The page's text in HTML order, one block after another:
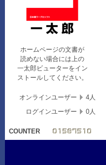
ホームページの文書が
読めない場合には上の
一太郎ビューターをイン
ストールしてください。
オンラインユーザー
4人
ログインユーザー
0人
COUNTER